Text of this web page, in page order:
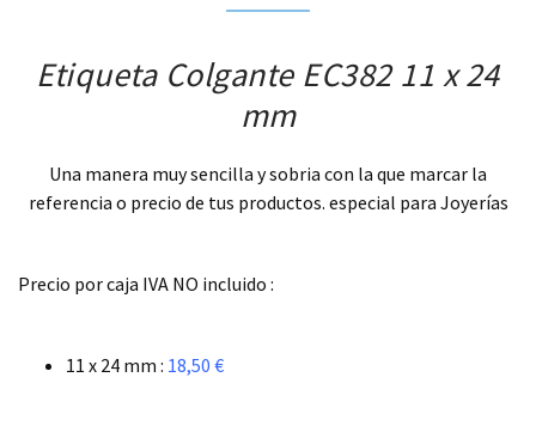
Etiqueta Colgante EC382 11 x 24
mm
Una manera muy sencilla y sobria con la que marcar la
referencia o precio de tus productos. especial para Joyerías
Precio por caja IVA NO incluido :
11 x 24 mm : 18,50 €